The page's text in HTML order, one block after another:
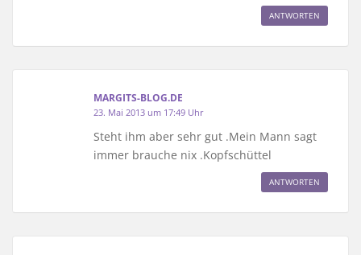
ANTWORTEN
MARGITS-BLOG.DE
23. Mai 2013 um 17:49 Uhr
Steht ihm aber sehr gut .Mein Mann sagt
immer brauche nix .Kopfschüttel
ANTWORTEN